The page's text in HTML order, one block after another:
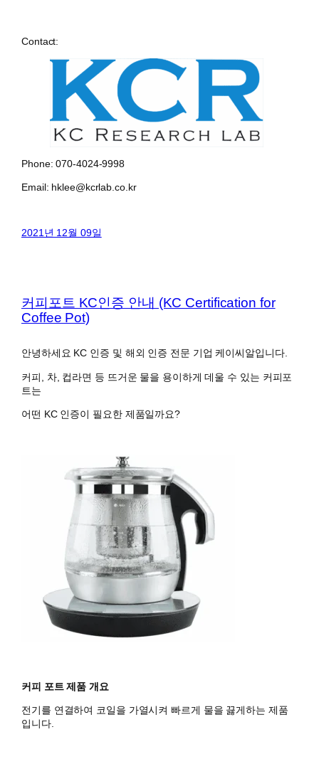
Contact:
Phone: 070-4024-9998
Email: hklee@kcrlab.co.kr
2021년 12월 09일
커피포트 KC인증 안내 (KC Certification for
Coffee Pot)
안녕하세요 KC 인증 및 해외 인증 전문 기업 케이씨알입니다.
커피, 차, 컵라면 등 뜨거운 물을 용이하게 데울 수 있는 커피포
트는
어떤 KC 인증이 필요한 제품일까요?
커피 포트 제품 개요
전기를 연결하여 코일을 가열시켜 빠르게 물을 끓게하는 제품
입니다.